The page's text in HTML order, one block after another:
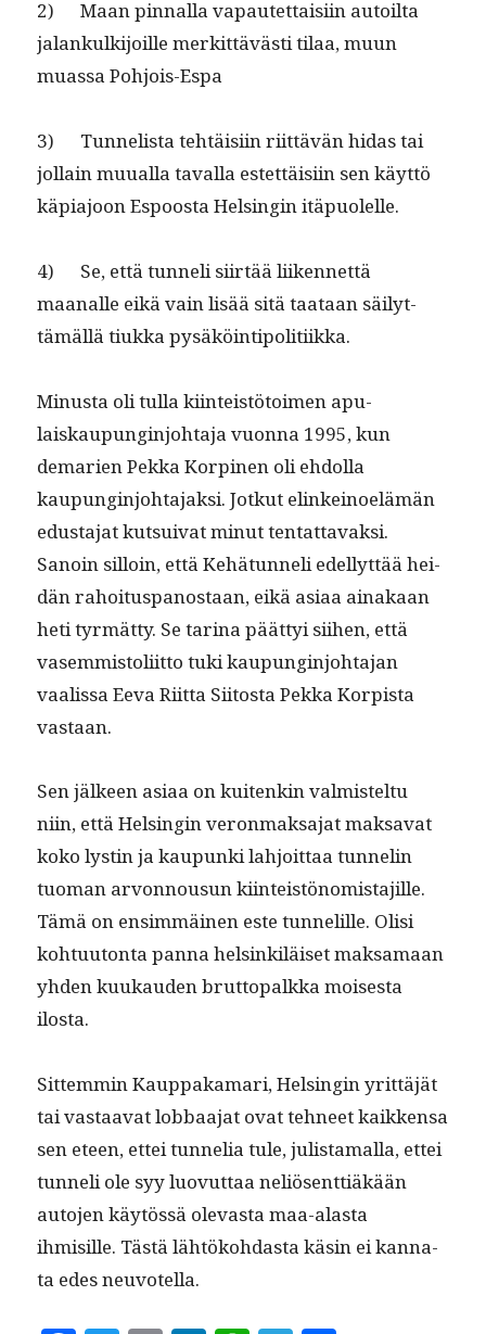
2) Maan pin­nal­la vapautet­taisi­in autoil­ta
jalankulk­i­joille merkit­tävästi tilaa, muun
muas­sa Pohjois-Espa
3) Tun­nelista tehtäisi­in riit­tävän hidas tai
jol­lain muual­la taval­la estet­täisi­in sen käyt­tö
käpi­a­joon Espoos­ta Helsin­gin itäpuolelle.
4) Se, että tun­neli siirtää liiken­net­tä
maanalle eikä vain lisää sitä taataan säi­lyt­
tämäl­lä tiuk­ka pysäköintipolitiikka.
Minus­ta oli tul­la kiin­teistö­toimen apu­
laiskaupung­in­jo­hta­ja vuon­na 1995, kun
demarien Pekka Kor­pinen oli ehdol­la
kaupung­in­jo­hta­jak­si. Jotkut elinkei­noelämän
edus­ta­jat kut­sui­v­at min­ut ten­tat­tavak­si.
Sanoin sil­loin, että Kehä­tun­neli edel­lyt­tää hei­
dän rahoi­tus­panos­taan, eikä asi­aa ainakaan
heti tyr­mät­ty. Se tari­na päät­tyi siihen, että
vasem­mis­toli­it­to tuki kaupung­in­jo­hta­jan
vaalis­sa Eeva Riit­ta Siitos­ta Pekka Kor­pista
vastaan.
Sen jäl­keen asi­aa on kuitenkin valmis­tel­tu
niin, että Helsin­gin veron­mak­sa­jat mak­sa­vat
koko lystin ja kaupun­ki lahjoit­taa tun­nelin
tuo­man arvon­nousun kiin­teistön­o­mis­ta­jille.
Tämä on ensim­mäi­nen este tun­nelille. Olisi
kohtu­u­ton­ta pan­na helsinkiläiset mak­samaan
yhden kuukau­den brut­topalk­ka moi­ses­ta
ilosta.
Sit­tem­min Kaup­paka­mari, Helsin­gin yrit­täjät
tai vas­taa­vat lob­baa­jat ovat tehneet kaikken­sa
sen eteen, ettei tun­nelia tule, julis­ta­mal­la, ettei
tun­neli ole syy luovut­taa neliösent­tiäkään
auto­jen käytössä olev­as­ta maa-alas­ta
ihmisille. Tästä lähtöko­hdas­ta käsin ei kan­na­
ta edes neuvotella.